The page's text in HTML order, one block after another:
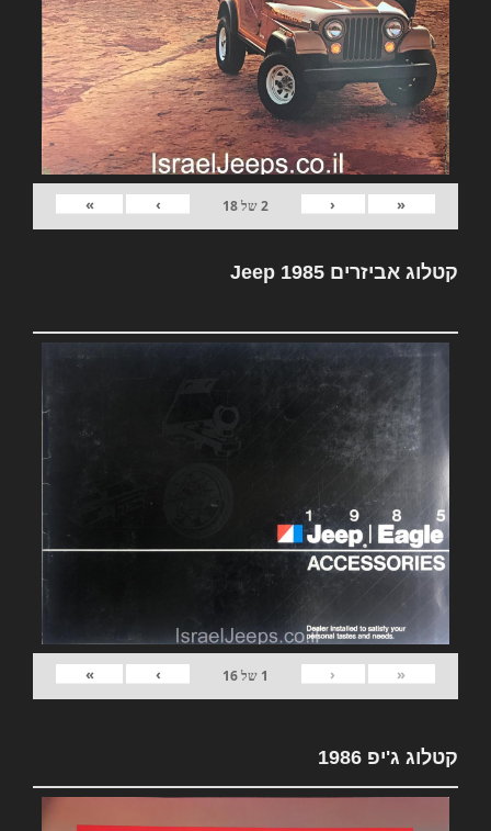
«
‹
2של18
›
»
קטלוג אביזרים Jeep 1985
«
‹
1 של16
›
»
קטלוג ג'יפ 1986